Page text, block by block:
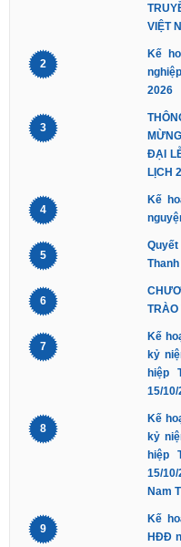
VIỆT
2
Kế
2026
3
ĐẠI
LỊCH
4
Kế
5
6
TRÀO
7
Kế
kỷ
hiệp
15/10/
8
Kế
kỷ
hiệp
15/
Nam
9
Kế
HĐĐ